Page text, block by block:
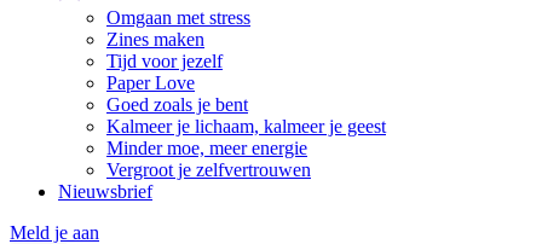
Omgaan met stress
Zines maken
Tijd voor jezelf
Paper Love
Goed zoals je bent
Kalmeer je lichaam, kalmeer je geest
Minder moe, meer energie
Vergroot je zelfvertrouwen
Nieuwsbrief
Meld je aan